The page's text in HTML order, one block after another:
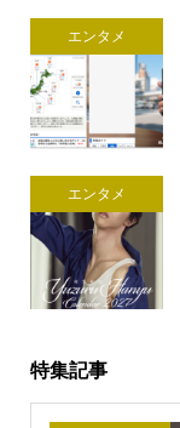
エンタメ
エンタメ
特集記事